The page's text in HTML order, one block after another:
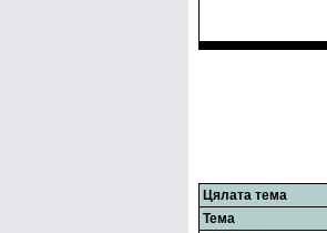
Цялата тема
Тема